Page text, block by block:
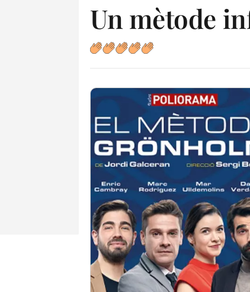
Un mètode